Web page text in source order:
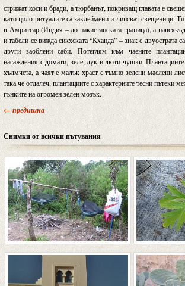
стрижат коси и бради, а тюрбанът, покриващ главата е
като цяло ритуалите са заклеймени и липсват свещеници.
в Амритсар (Индия – до пакистанската граница), а
и табели се вижда сикхската “Кханда” – знак с двуострата
други заоблени саби. Потеглям към чаените
насаждения с домати, зеле, лук и люти чушки. Плантациите
хълмчета, а чаят е малък храст с тъмно зелени маслени
така че отдалеч, плантациите с характерните тесни пътеки
гънките на огромен зелен мозък.
← предишна
Снимки от всички пътувания